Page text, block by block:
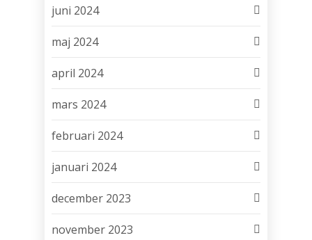
juni 2024
maj 2024
april 2024
mars 2024
februari 2024
januari 2024
december 2023
november 2023